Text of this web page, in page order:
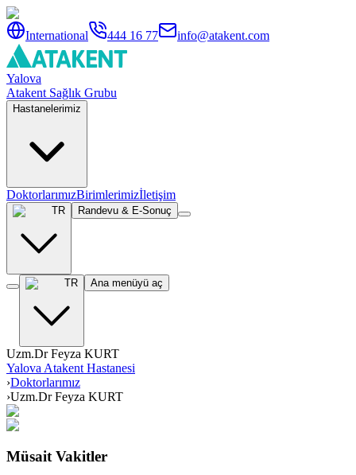
International 444 16 77 info@atakent.com
Yalova
Atakent Sağlık Grubu
Hastanelerimiz
DoktorlarımızBirimlerimizİletişim
TR Randevu & E-Sonuç
TR Ana menüyü aç
Uzm.Dr Feyza KURT
Yalova Atakent Hastanesi
›Doktorlarımız
›Uzm.Dr Feyza KURT
Müsait Vakitler